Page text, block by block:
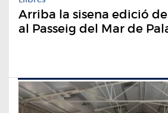
Arriba la sisena edició
al Passeig del Mar de